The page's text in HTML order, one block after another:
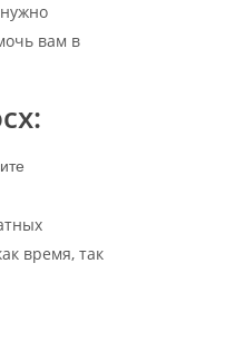
вам в
время, так